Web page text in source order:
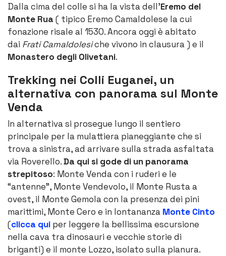
Dalla cima del colle si ha la vista dell’Eremo del
Monte Rua ( tipico Eremo Camaldolese la cui
fonazione risale al 1530. Ancora oggi è abitato
dai Frati Camaldolesiche vivono in clausura ) e il
Monastero degli Olivetani.
Trekking nei Colli Euganei, un
alternativa con panorama sul Monte
Venda
In alternativa si prosegue lungo il sentiero
principale per la mulattiera pianeggiante che si
trova a sinistra, ad arrivare sulla strada asfaltata
via Roverello.Da qui si gode di un panorama
strepitoso: Monte Venda con i ruderi e le
“antenne”, Monte Vendevolo, il Monte Rusta a
ovest, il Monte Gemola con la presenza dei pini
marittimi, Monte Cero e in lontananza Monte Cinto
(clicca qui per leggere la bellissima escursione
nella cava tra dinosauri e vecchie storie di
briganti) e il monte Lozzo, isolato sulla pianura.